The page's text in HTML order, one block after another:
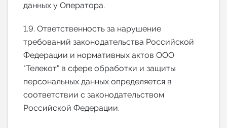
данных у Оператора.
1.9. Ответственность за нарушение
требований законодательства Российской
Федерации и нормативных актов ООО
"Телекот" в сфере обработки и защиты
персональных данных определяется в
соответствии с законодательством
Российской Федерации.